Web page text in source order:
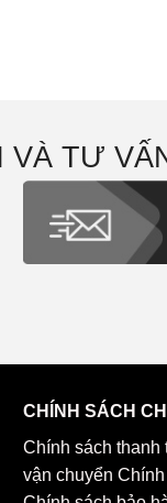
VÀ TƯ
CHÍNH SÁCH
Chính sách thanh
vận chuyển